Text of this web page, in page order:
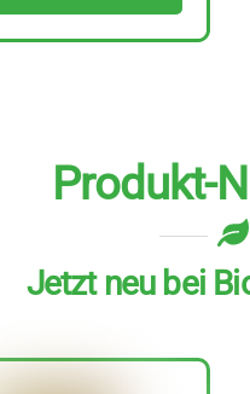
Produkt-
Jetzt neu bei